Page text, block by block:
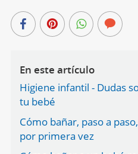
En este artículo
Higiene infantil - Dudas
tu bebé
Cómo bañar, paso a
por primera vez